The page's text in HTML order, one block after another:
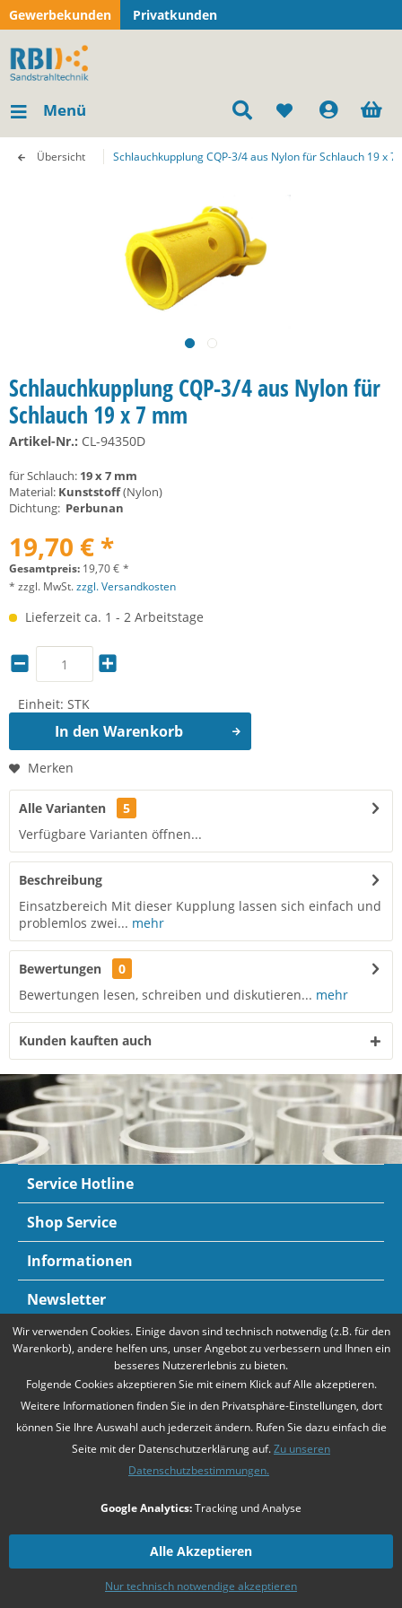
Gewerbekunden Privatkunden
Menü
Übersicht Schlauchkupplung CQP-3/4 aus Nylon für Schlauch 19 x 7
Schlauchkupplung CQP-3/4 aus Nylon für
Schlauch 19 x 7 mm
Artikel-Nr.: CL-94350D
für Schlauch: 19 x 7 mm
Material: Kunststoff(Nylon)
Dichtung: Perbunan
19,70 € *
Gesamtpreis: 19,70€ *
* zzgl. MwSt.zzgl. Versandkosten
Lieferzeit ca. 1 - 2 Arbeitstage
Einheit: STK
In den Warenkorb
Merken
Alle Varianten
5
Verfügbare Varianten öffnen...
Beschreibung
Einsatzbereich Mit dieser Kupplung lassen sich einfach und
problemlos zwei... mehr
Bewertungen
0
Bewertungen lesen, schreiben und diskutieren... mehr
Kunden kauften auch
Service Hotline
Shop Service
Informationen
Newsletter
Zahlungsarten Mehr Informationen
falls nicht anders beschrieben
Unsere Angebote richten sich ausschließlich an Unternehmer gemäß§14
. Wir schließen keine Verträge mit Verbrauchern gemäß
Kontakt Versandkosten Datenschutz
Wir verwenden Cookies. Einige davon sind technisch notwendig (z.B. für den
Warenkorb), andere helfen uns, unser Angebot zu verbessern und Ihnen ein
besseres Nutzererlebnis zu bieten.
Folgende Cookies akzeptieren Sie mit einem Klick auf Alle akzeptieren.
Weitere Informationen finden Sie in den Privatsphäre-Einstellungen, dort
können Sie Ihre Auswahl auch jederzeit ändern. Rufen Sie dazu einfach die
Seite mit der Datenschutzerklärung auf.Zu unseren
Datenschutzbestimmungen.
Google Analytics:Tracking und Analyse
Nur technisch notwendige akzeptieren
Alle Akzeptieren